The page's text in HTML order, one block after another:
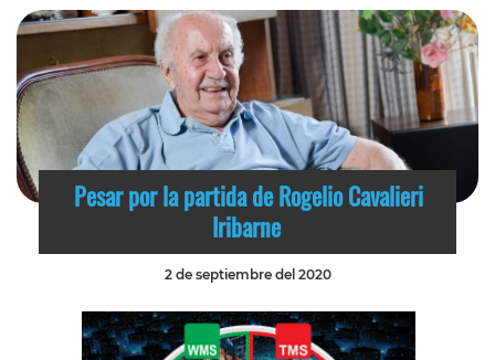
Pesar por la partida de Rogelio Cavalieri
Iribarne
2 de septiembre del 2020